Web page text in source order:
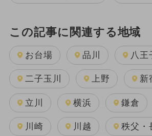
この記事に関連する地域
お台場 品川 八王
二子玉川 上野 新
立川 横浜 鎌倉
川崎 川越 秩父・